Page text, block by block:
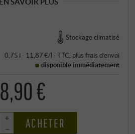
Stockage climatisé
0,75 l · 11,87 €/l · TTC, plus frais d’envoi
disponible immédiatement
8,90 €
+
–
ACHETER